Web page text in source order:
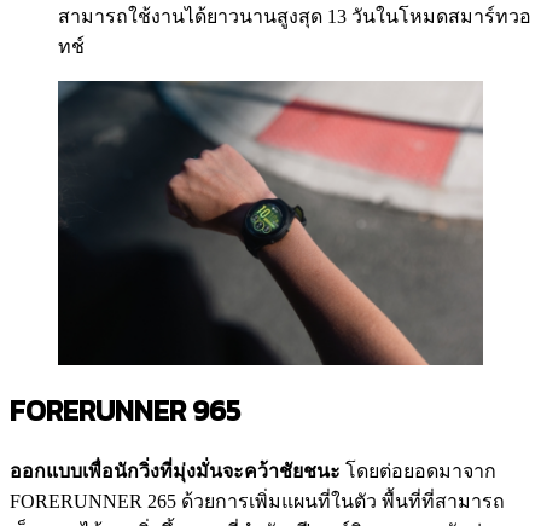
สามารถใช้งานได้ยาวนานสูงสุด 13 วันในโหมดสมาร์ทวอ
ทช์
FORERUNNER 965
ออกแบบเพื่อนักวิ่งที่มุ่งมั่นจะคว้าชัยชนะ โดยต่อยอดมาจาก
FORERUNNER 265 ด้วยการเพิ่มแผนที่ในตัว พื้นที่ที่สามารถ